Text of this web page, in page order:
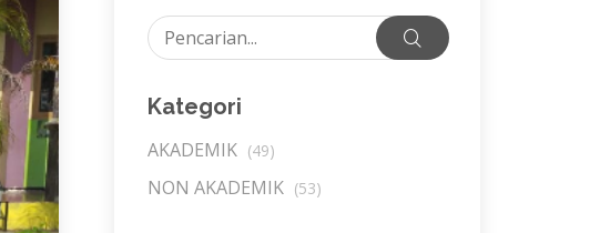
Kategori
AKADEMIK (49)
NON AKADEMIK (53)